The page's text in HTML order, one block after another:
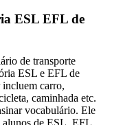
ESL EFL de
de transporte
ESL e EFL de
incluem carro,
caminhada etc.
vocabulário. Ele
alunos de ESL, EFL